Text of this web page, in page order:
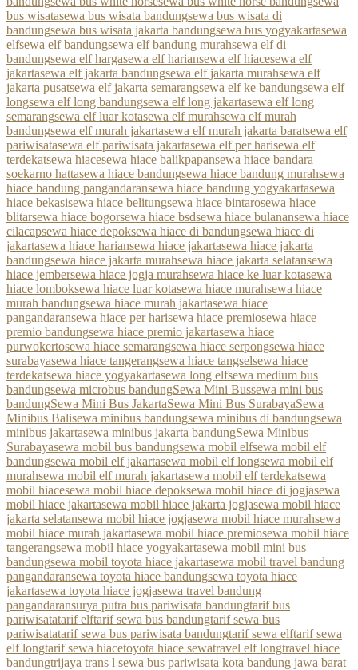
bus wisatasewa bus wisata bandungsewa bus wisata di
bandungsewa bus wisata jakarta bandungsewa bus yogyakartasewa
elfsewa elf bandungsewa elf bandung murahsewa elf di
bandungsewa elf hargasewa elf hariansewa elf hiacesewa elf
jakartasewa elf jakarta bandungsewa elf jakarta murahsewa elf
jakarta pusatsewa elf jakarta semarangsewa elf ke bandungsewa elf
longsewa elf long bandungsewa elf long jakartasewa elf long
semarangsewa elf luar kotasewa elf murahsewa elf murah
bandungsewa elf murah jakartasewa elf murah jakarta baratsewa elf
pariwisatasewa elf pariwisata jakartasewa elf per harisewa elf
terdekatsewa hiacesewa hiace balikpapansewa hiace bandara
soekarno hattasewa hiace bandungsewa hiace bandung murahsewa
hiace bandung pangandaransewa hiace bandung yogyakartasewa
hiace bekasisewa hiace belitungsewa hiace bintarosewa hiace
blitarsewa hiace bogorsewa hiace bsdsewa hiace bulanansewa hiace
cilacapsewa hiace depoksewa hiace di bandungsewa hiace di
jakartasewa hiace hariansewa hiace jakartasewa hiace jakarta
bandungsewa hiace jakarta murahsewa hiace jakarta selatansewa
hiace jembersewa hiace jogja murahsewa hiace ke luar kotasewa
hiace lomboksewa hiace luar kotasewa hiace murahsewa hiace
murah bandungsewa hiace murah jakartasewa hiace
pangandaransewa hiace per harisewa hiace premiosewa hiace
premio bandungsewa hiace premio jakartasewa hiace
purwokertosewa hiace semarangsewa hiace serpongsewa hiace
surabayasewa hiace tangerangsewa hiace tangselsewa hiace
terdekatsewa hiace yogyakartasewa long elfsewa medium bus
bandungsewa microbus bandungSewa Mini Bussewa mini bus
bandungSewa Mini Bus JakartaSewa Mini Bus SurabayaSewa
Minibus Balisewa minibus bandungsewa minibus di bandungsewa
minibus jakartasewa minibus jakarta bandungSewa Minibus
Surabayasewa mobil bus bandungsewa mobil elfsewa mobil elf
bandungsewa mobil elf jakartasewa mobil elf longsewa mobil elf
murahsewa mobil elf murah jakartasewa mobil elf terdekatsewa
mobil hiacesewa mobil hiace depoksewa mobil hiace di jogjasewa
mobil hiace jakartasewa mobil hiace jakarta jogjasewa mobil hiace
jakarta selatansewa mobil hiace jogjasewa mobil hiace murahsewa
mobil hiace murah jakartasewa mobil hiace premiosewa mobil hiace
tangerangsewa mobil hiace yogyakartasewa mobil mini bus
bandungsewa mobil toyota hiace jakartasewa mobil travel bandung
pangandaransewa toyota hiace bandungsewa toyota hiace
jakartasewa toyota hiace jogjasewa travel bandung
pangandaransurya putra bus pariwisata bandungtarif bus
pariwisatatarif elftarif sewa bus bandungtarif sewa bus
pariwisatatarif sewa bus pariwisata bandungtarif sewa elftarif sewa
elf longtarif sewa hiacetoyota hiace sewatravel elf longtravel hiace
bandungtrijaya trans l sewa bus pariwisata kota bandung jawa barat